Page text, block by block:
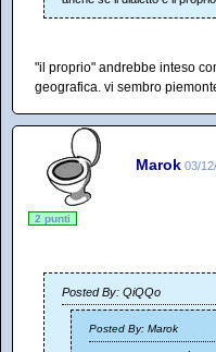
"il proprio" andrebbe inteso
geografica. vi sembro
Marok 03/
2 punti
Posted By: QiQQo
Posted By: Marok